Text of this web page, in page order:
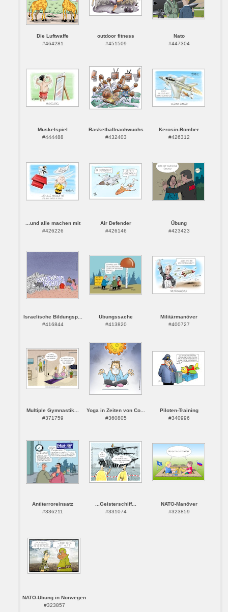
Die Luftwaffe
#464281
outdoor fitness
#451509
Nato
#447304
Muskelspiel
#444488
Basketballnachwuchs
#432403
Kerosin-Bomber
#426312
...und alle machen mit
#426226
Air Defender
#426146
Übung
#423423
Israelische Bildungsp...
#416844
Übungssache
#413820
Militärmanöver
#400727
Multiple Gymnastik...
#371759
Yoga in Zeiten von Co...
#360805
Piloten-Training
#340996
Antiterroreinsatz
#336211
...Geisterschiff...
#331074
NATO-Manöver
#323859
NATO-Übung in Norwegen
#323857